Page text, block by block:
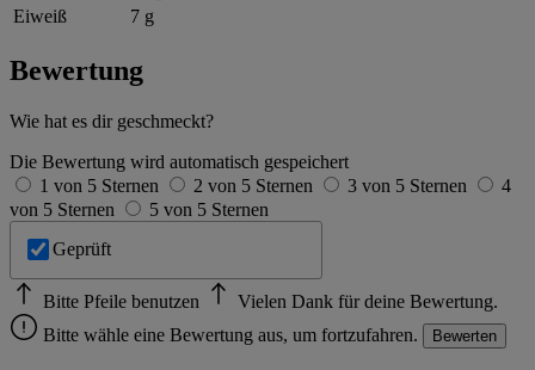
Eiweiß
7 g
Bewertung
Wie hat es dir geschmeckt?
Die Bewertung wird automatisch gespeichert
1 von 5 Sternen
2 von 5 Sternen 3 von 5 Sternen
4
von 5 Sternen
5 von 5 Sternen
Geprüft
Bitte Pfeile benutzen
Vielen Dank für deine Bewertung.
Bitte wähle eine Bewertung aus, um fortzufahren.
Bewerten